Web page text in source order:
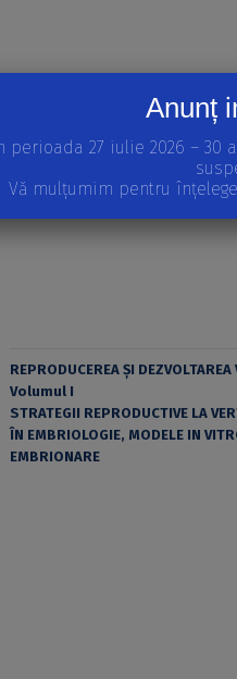
EROAREA ȘI FACTORUL UMAN ÎN
REPRODUCEREA ȘI DEZVOLTAREA
Volumul I
STRATEGII REPRODUCTIVE LA
ÎN EMBRIOLOGIE, MODELE IN
EMBRIONARE
Anunț
perioada 27 iulie 2026 – 30
Vă mulțumim pentru